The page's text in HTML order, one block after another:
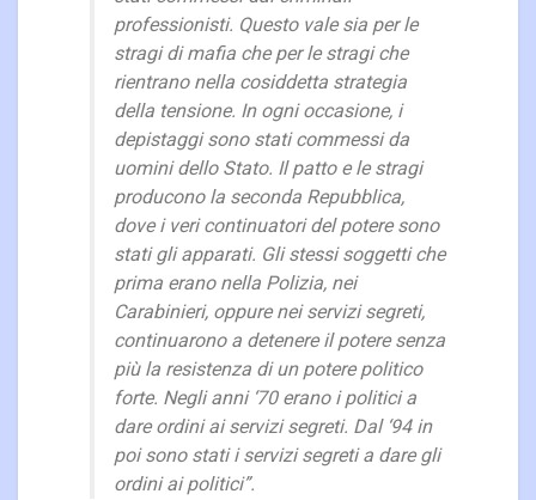
professionisti. Questo vale sia per le
stragi di mafia che per le stragi che
rientrano nella cosiddetta strategia
della tensione. In ogni occasione, i
depistaggi sono stati commessi da
uomini dello Stato. Il patto e le stragi
producono la seconda Repubblica,
dove i veri continuatori del potere sono
stati gli apparati. Gli stessi soggetti che
prima erano nella Polizia, nei
Carabinieri, oppure nei servizi segreti,
continuarono a detenere il potere senza
più la resistenza di un potere politico
forte. Negli anni ‘70 erano i politici a
dare ordini ai servizi segreti. Dal ‘94 in
poi sono stati i servizi segreti a dare gli
ordini ai politici”.